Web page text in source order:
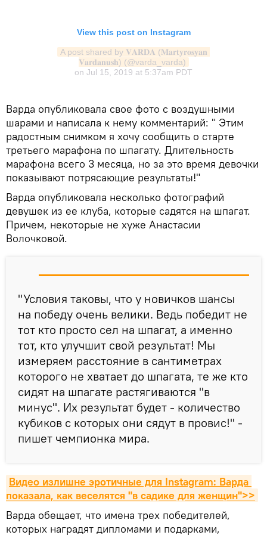
View this post on Instagram
A post shared by 𝐕𝐀𝐑𝐃𝐀 (𝐌𝐚𝐫𝐭𝐲𝐫𝐨𝐬𝐲𝐚𝐧
𝐕𝐚𝐫𝐝𝐚𝐧𝐮𝐬𝐡) (@varda_varda)
on Jul 15, 2019 at 5:37am PDT
Варда опубликовала свое фото с воздушными
шарами и написала к нему комментарий: " Этим
радостным снимком я хочу сообщить о старте
третьего марафона по шпагату. Длительность
марафона всего 3 месяца, но за это время девочки
показывают потрясающие результаты!"
Варда опубликовала несколько фотографий
девушек из ее клуба, которые садятся на шпагат.
Причем, некоторые не хуже Анастасии
Волочковой.
"Условия таковы, что у новичков шансы
на победу очень велики. Ведь победит не
тот кто просто сел на шпагат, а именно
тот, кто улучшит свой результат! Мы
измеряем расстояние в сантиметрах
которого не хватает до шпагата, те же кто
сидят на шпагате растягиваются "в
минус". Их результат будет - количество
кубиков с которых они сядут в провис!" -
пишет чемпионка мира.
Видео излишне эротичные для Instagram: Варда
показала, как веселятся "в садике для женщин">>
Варда обещает, что имена трех победителей,
которых наградят дипломами и подарками,